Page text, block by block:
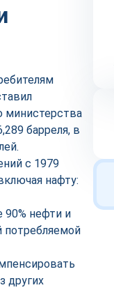
барреля, в
с 1979
нафту:
90% нефти и
потребляемой
других